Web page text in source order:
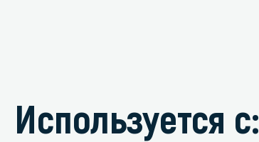
Используется с: